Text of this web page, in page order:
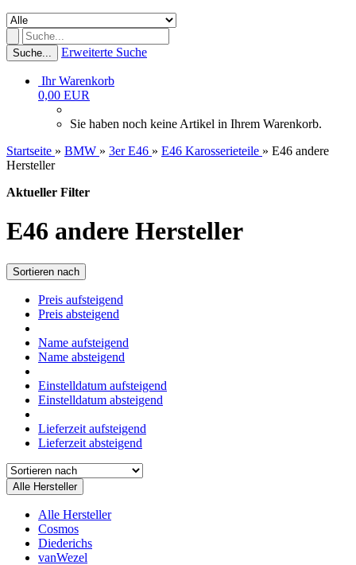
Suche... Erweiterte Suche
Ihr Warenkorb
0,00 EUR
Sie haben noch keine Artikel in Ihrem Warenkorb.
Startseite » BMW » 3er E46 » E46 Karosserieteile » E46 andere
Hersteller
Aktueller Filter
E46 andere Hersteller
Sortieren nach
Preis aufsteigend
Preis absteigend
Name aufsteigend
Name absteigend
Einstelldatum aufsteigend
Einstelldatum absteigend
Lieferzeit aufsteigend
Lieferzeit absteigend
Alle Hersteller
Alle Hersteller
Cosmos
Diederichs
vanWezel